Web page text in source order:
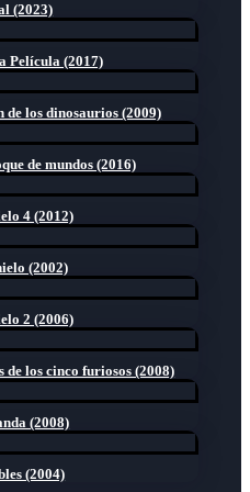
(2023)
Película (2017)
los dinosaurios (2009)
de mundos (2016)
4 (2012)
(2002)
2 (2006)
de los cinco furiosos (2008)
(2008)
(2004)